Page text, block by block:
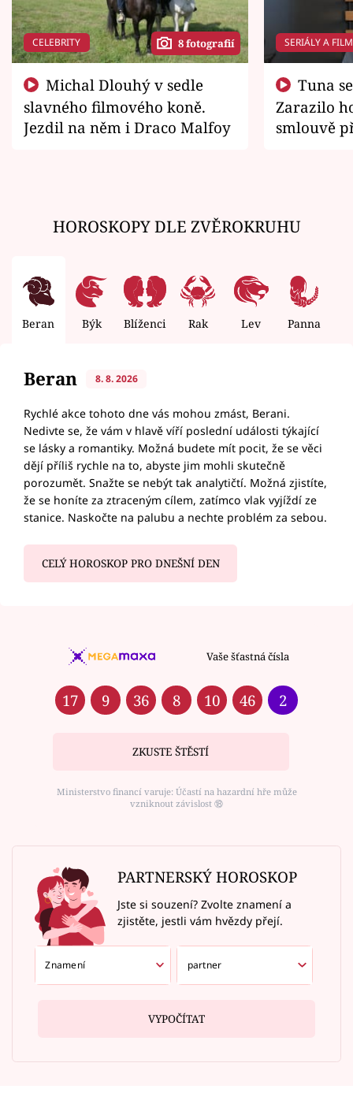
CELEBRITY 8 fotografií
slavného filmového koně.
Jezdil na něm i Draco Malfoy
SERIÁLY A
Zarazilo
smlouvě
HOROSKOPY DLE ZVĚROKRUHU
Beran Býk Blíženci Rak Lev Panna
Beran 8. 8. 2026
Rychlé akce tohoto dne vás mohou zmást, Berani.
Nedivte se, že vám v hlavě víří poslední události týkající
se lásky a romantiky. Možná budete mít pocit, že se věci
dějí příliš rychle na to, abyste jim mohli skutečně
porozumět. Snažte se nebýt tak analytičtí. Možná zjistíte,
že se honíte za ztraceným cílem, zatímco vlak vyjíždí ze
stanice. Naskočte na palubu a nechte problém za sebou.
CELÝ HOROSKOP PRO DNEŠNÍ DEN
Vaše šťastná čísla
17 9 36 8 10 46 2
ZKUSTE ŠTĚSTÍ
Ministerstvo financí varuje: Účastí na hazardní hře může
vzniknout závislost ⑱
PARTNERSKÝ HOROSKOP
Jste si souzení? Zvolte znamení a
zjistěte, jestli vám hvězdy přejí.
VYPOČÍTAT